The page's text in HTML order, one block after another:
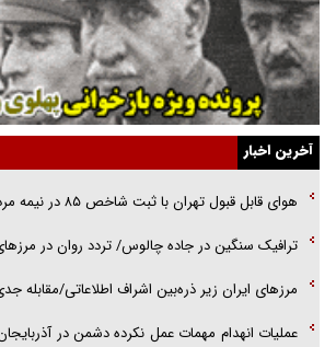
گفت‌وگو با خواهر یکی از شهدای جنگ رمضان/ خواهرم
اهل خدمت بی‌منت بود
جزئیات شکنجه‌هایم فراتر از آن است که در بیان بگنجد!
پلیس
آخرین اخبار
هوای قابل قبول تهران با ثبت شاخص ۸۵ در نیمه مرداد
ترافیک سنگین در جاده چالوس/ تردد روان در
مرز‌های ایران زیر ذره‌بین اشراف اطلاعاتی/مقابله
عملیات انهدام مهمات عمل نکرده دشمن در